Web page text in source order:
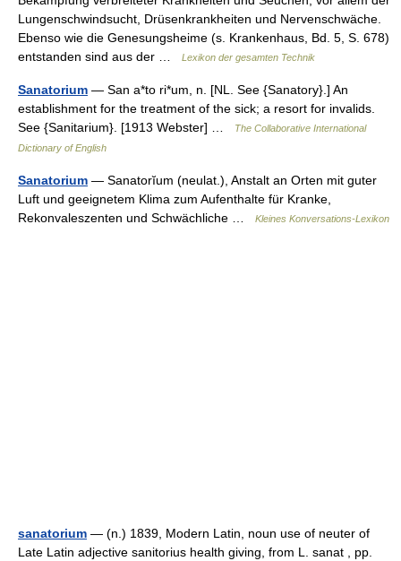
Lungenschwindsucht, Drüsenkrankheiten und Nervenschwäche.
Ebenso wie die Genesungsheime (s. Krankenhaus, Bd. 5, S. 678)
entstanden sind aus der …
Lexikon der gesamten Technik
Sanatorium — San a*to ri*um, n. [NL. See {Sanatory}.] An
establishment for the treatment of the sick; a resort for invalids.
See {Sanitarium}. [1913 Webster] …
The Collaborative International
Dictionary of English
Sanatorium — Sanatorĭum (neulat.), Anstalt an Orten mit guter
Luft und geeignetem Klima zum Aufenthalte für Kranke,
Rekonvaleszenten und Schwächliche …
Kleines Konversations-Lexikon
sanatorium — (n.) 1839, Modern Latin, noun use of neuter of
Late Latin adjective sanitorius health giving, from L. sanat , pp.